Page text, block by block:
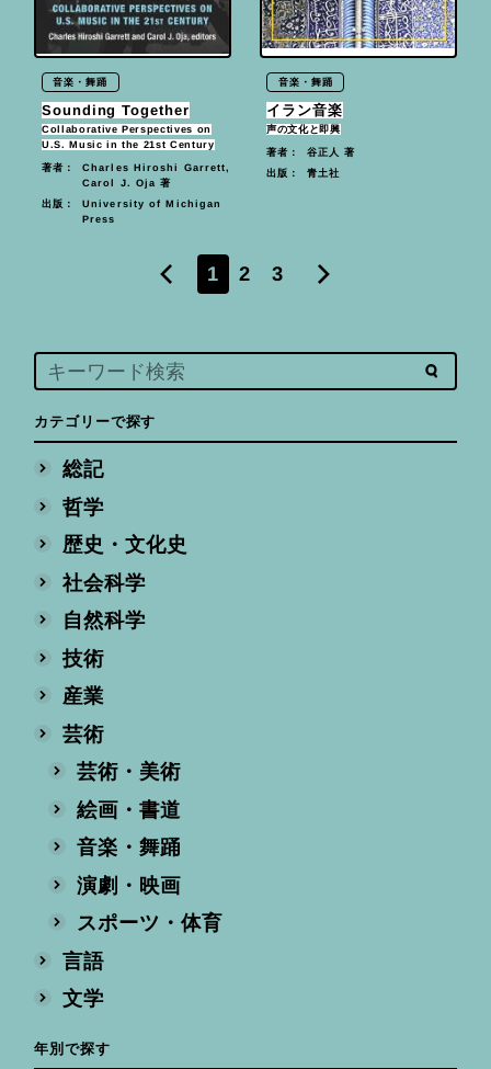
音楽・舞踊
Sounding Together
Collaborative Perspectives on
U.S. Music in the 21st Century
著者： Charles Hiroshi Garrett,
Carol J. Oja 著
出版： University of Michigan
Press
音楽・舞踊
イラン音楽
声の文化と即興
著者： 谷正人 著
出版： 青土社
1 2 3
カテゴリーで探す
総記
哲学
歴史・文化史
社会科学
自然科学
技術
産業
芸術
芸術・美術
絵画・書道
音楽・舞踊
演劇・映画
スポーツ・体育
言語
文学
年別で探す